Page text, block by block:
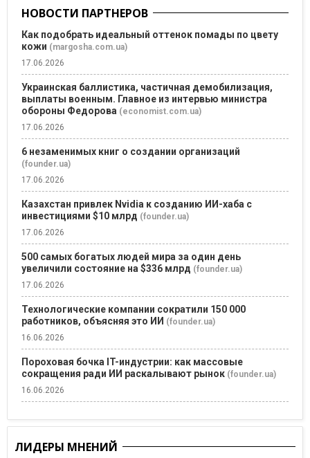
НОВОСТИ ПАРТНЕРОВ
Как подобрать идеальный оттенок помады по цвету
кожи (margosha.com.ua)
17.06.2026
Украинская баллистика, частичная демобилизация,
выплаты военным. Главное из интервью министра
обороны Федорова (economist.com.ua)
17.06.2026
6 незаменимых книг о создании организаций
(founder.ua)
17.06.2026
Казахстан привлек Nvidia к созданию ИИ-хаба с
инвестициями $10 млрд (founder.ua)
17.06.2026
500 самых богатых людей мира за один день
увеличили состояние на $336 млрд (founder.ua)
17.06.2026
Технологические компании сократили 150 000
работников, объясняя это ИИ (founder.ua)
16.06.2026
Пороховая бочка IT-индустрии: как массовые
сокращения ради ИИ раскалывают рынок (founder.ua)
16.06.2026
ЛИДЕРЫ МНЕНИЙ